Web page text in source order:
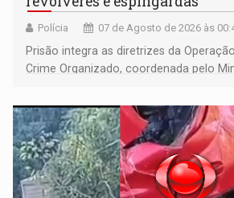
Polícia 07 de Agosto de 2026 às
Prisão integra as diretrizes da
Crime Organizado, coordenada pelo